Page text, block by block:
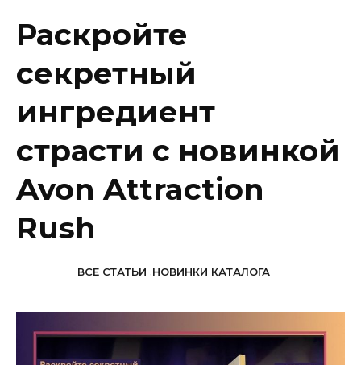
Раскройте
секретный
ингредиент
страсти с новинкой
Avon Attraction
Rush
ВСЕ СТАТЬИ ,НОВИНКИ КАТАЛОГА -